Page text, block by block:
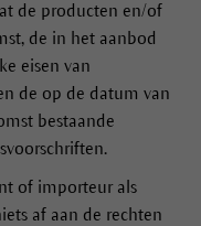
de producten en/of
de in het aanbod
eisen van
de op de datum van
bestaande
of importeur als
af aan de rechten